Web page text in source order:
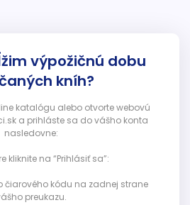
výpožičnú dobu
kníh?
katalógu alebo otvorte webovú
a prihláste sa do vášho konta
nasledovne:
kliknite na “Prihlásiť sa”:
čiarového kódu na zadnej strane
preukazu.